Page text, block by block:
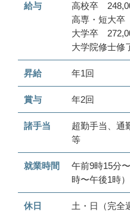
給与
高校卒
高専・短大卒
大学卒
大学院修士
昇給 年1回
賞与 年2回
諸手当
超勤手当、通
等
就業時間
午前9時15分
時〜午後1時）
休日
土・日（完全